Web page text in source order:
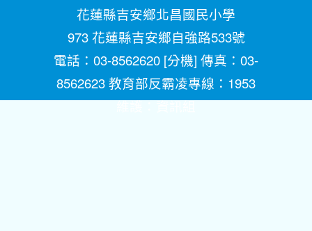
花蓮縣吉安鄉北昌國民小學
973 花蓮縣吉安鄉自強路533號
電話：03-8562620 [分機] 傳真：03-
8562623 教育部反霸凌專線：1953
維護：資訊組